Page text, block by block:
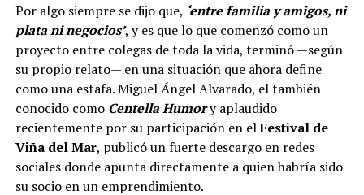
Por algo siempre se dijo que, ‘entre familia y amigos, ni
plata ni negocios’, y es que lo que comenzó como un
proyecto entre colegas de toda la vida, terminó —según
su propio relato— en una situación que ahora define
como una estafa. Miguel Ángel Alvarado, el también
conocido como Centella Humory aplaudido
recientemente por su participación en elFestival de
Viña del Mar, publicó un fuerte descargo en redes
sociales donde apunta directamente a quien habría sido
su socio en un emprendimiento.